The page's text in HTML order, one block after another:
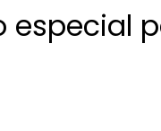
especial